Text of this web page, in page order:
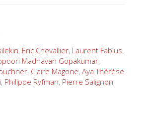
, Eric Chevallier, Laurent Fabius,
Madhavan Gopakumar,
, Claire Magone, Aya Thérèse
, Philippe Ryfman, Pierre Salignon,